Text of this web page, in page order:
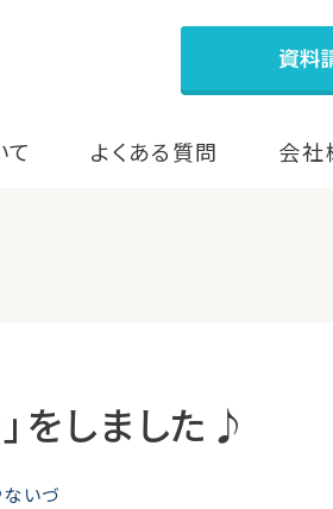
て よくある質問 会社
をしました♪
いづ